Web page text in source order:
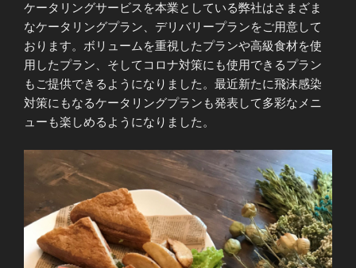
ケータリングサービスを本業としている弊社はさまざま
なケータリングプラン、デリバリープランをご用意して
おります。ボリュームを重視したプランや高級食材を使
用したプラン、そしてコロナ対策にも使用できるプラン
もご提供できるようになりました。最近新たに飛沫感染
対策にもなるケータリングプランも発表して多彩なメニ
ューも楽しめるようになりました。